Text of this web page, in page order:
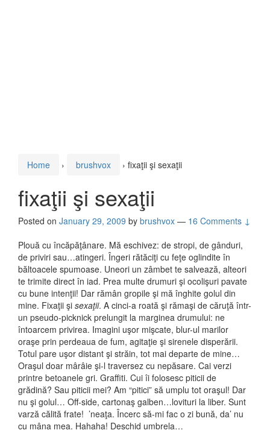
Home › brushvox › fixaţii şi sexaţii
fixaţii şi sexaţii
Posted on January 29, 2009 by brushvox — 16 Comments ↓
Plouă cu încăpăţânare. Mă eschivez: de stropi, de gânduri,
de priviri sau…atingeri. Îngeri rătăciţi cu feţe oglindite în
băltoacele spumoase. Uneori un zâmbet te salvează, alteori
te trimite direct în iad. Prea multe drumuri şi ocolişuri pavate
cu bune intenţii! Dar rămân gropile şi mă înghite golul din
mine. Fixaţii şi sexaţii. A cinci-a roată şi rămaşi de căruţă într-
un pseudo-picknick prelungit la marginea drumului: ne
întoarcem privirea. Imagini uşor mişcate, blur-ul marilor
oraşe prin perdeaua de fum, agitaţie şi sirenele disperării.
Totul pare uşor distant şi străin, tot mai departe de mine…
Oraşul doar mârâie şi-l traversez cu nepăsare. Cai verzi
printre betoanele gri. Graffiti. Cui îi folosesc piticii de
grădină? Sau piticii mei? Am “pitici” să umplu tot oraşul! Dar
nu şi golul… Off-side, cartonaş galben…lovituri la liber. Sunt
varză călită frate! ’neaţa. Încerc să-mi fac o zi bună, da’ nu
cu mâna mea. Hahaha! Deschid umbrela…